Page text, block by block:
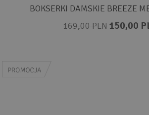
BOKSERKI DAMSKIE BREEZE
169,00 PLN150,00